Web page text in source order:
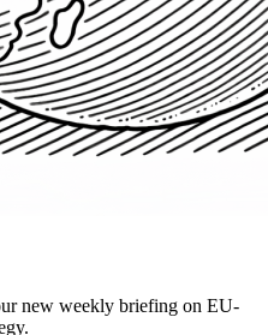
new weekly briefing on EU-